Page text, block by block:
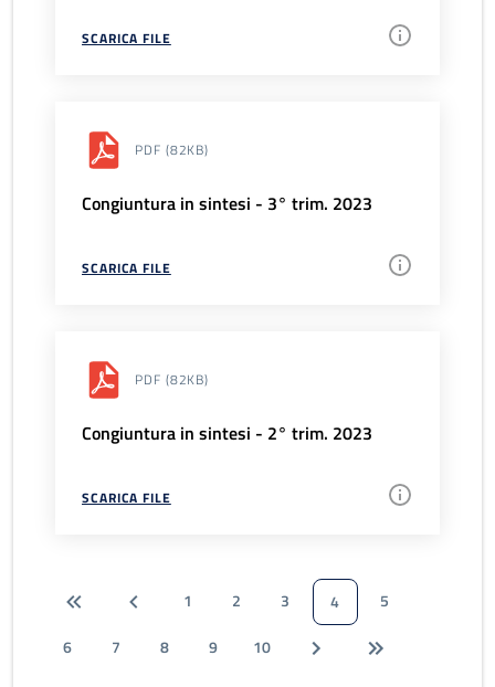
SCARICA FILE
PDF (82KB)
Congiuntura in sintesi - 3° trim. 2023
SCARICA FILE
PDF (82KB)
Congiuntura in sintesi - 2° trim. 2023
SCARICA FILE
1 2 3 4
5
6
7 8 9 10